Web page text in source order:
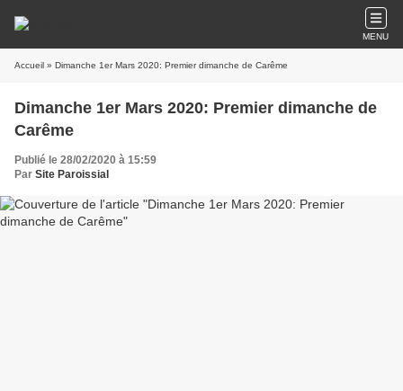
MENU
Accueil » Dimanche 1er Mars 2020: Premier dimanche de Carême
Dimanche 1er Mars 2020: Premier dimanche de
Carême
Publié le 28/02/2020 à 15:59
Par Site Paroissial